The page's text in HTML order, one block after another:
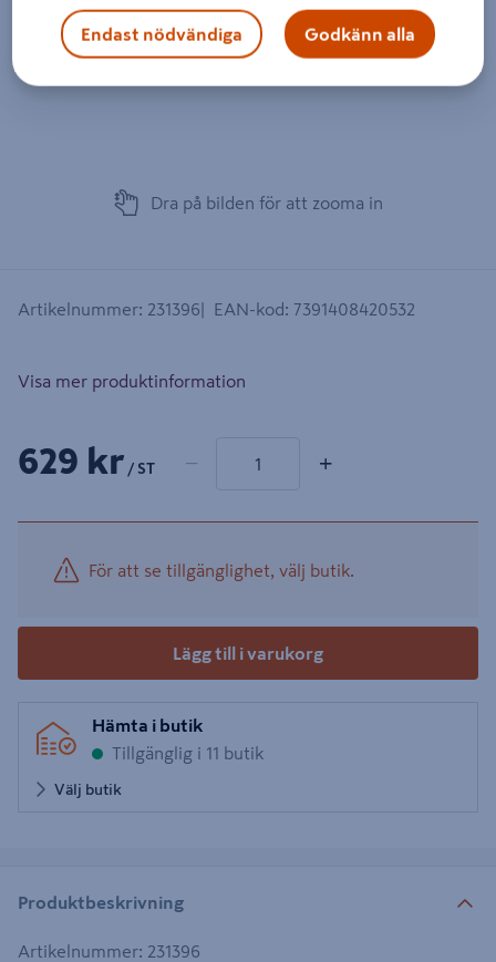
Dra på bilden för att zooma in
Artikelnummer: 231396 EAN-kod: 7391408420532
Visa mer produktinformation
629 kr / ST − +
För att se tillgänglighet, välj butik.
Lägg till i varukorg
Hämta i butik
Tillgänglig i 11 butik
Välj butik
Produktbeskrivning
Artikelnummer: 231396
Endast nödvändiga Godkänn alla